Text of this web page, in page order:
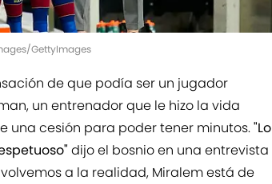
GettyImages
de que podía ser un jugador
un entrenador que le hizo la vida
una cesión para poder tener minutos."Lo
dijo el bosnio en una entrevista
a la realidad, Miralem está de